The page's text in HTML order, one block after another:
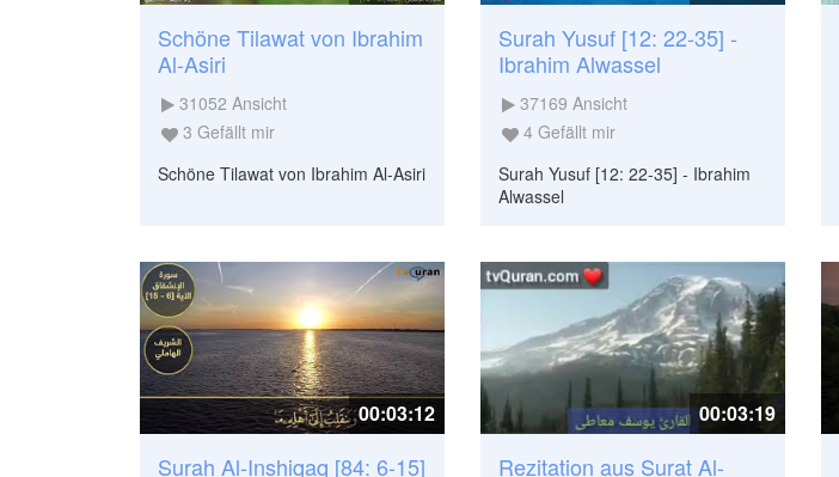
Schöne Tilawat von Ibrahim
Al-Asiri
31052 Ansicht
3 Gefällt mir
Schöne Tilawat von Ibrahim Al-Asiri
Surah Yusuf [12: 22-35] -
Ibrahim Alwassel
37169 Ansicht
4Gefällt mir
Surah Yusuf [12: 22-35] - Ibrahim
Alwassel
00:03:12
Surah Al-Inshiqaq [84: 6-15]
00:03:19
Rezitation aus Surat Al-